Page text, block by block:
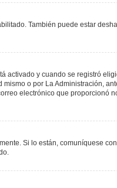
También puede estar
activado y cuando se registró
o por La Administración,
electrónico que proporcionó
Si lo están, comuníquese